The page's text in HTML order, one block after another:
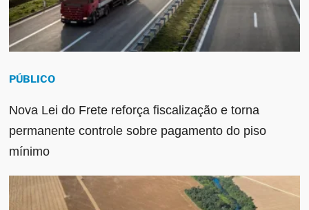
PÚBLICO
Nova Lei do Frete reforça fiscalização e torna
permanente controle sobre pagamento do piso
mínimo